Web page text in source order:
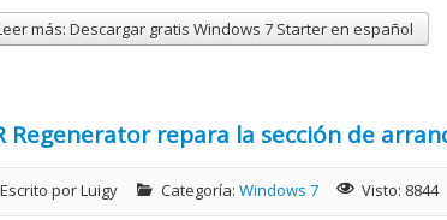
más: Descargar gratis Windows 7 Starter en español
Regenerator repara la sección de
Escrito porLuigy Categoría: Windows 7 Visto: 8844